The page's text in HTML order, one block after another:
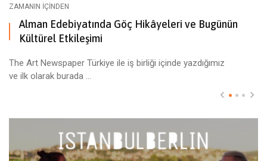
ZAMANIN İÇINDEN
Alman Edebiyatında Göç Hikâyeleri ve Bugünün
Kültürel Etkileşimi
The Art Newspaper Türkiye ile iş birliği içinde yazdığımız
ve ilk olarak burada ...